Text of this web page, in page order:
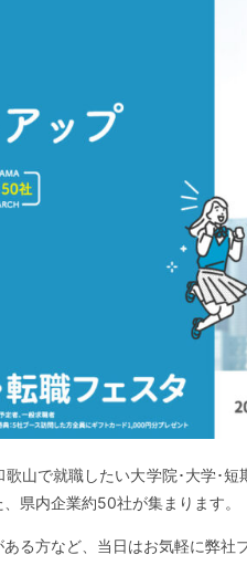
山で就職したい大学院･大学･
県内企業約50社が集まります。
る方など、当日はお気軽に弊社